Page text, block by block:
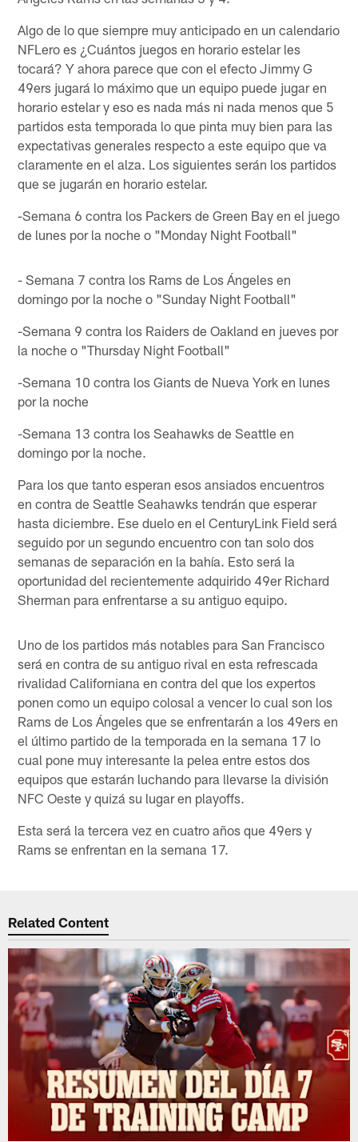
Algo de lo que siempre muy anticipado en un calendario
NFLero es ¿Cuántos juegos en horario estelar les
tocará? Y ahora parece que con el efecto Jimmy G
49ers jugará lo máximo que un equipo puede jugar en
horario estelar y eso es nada más ni nada menos que 5
partidos esta temporada lo que pinta muy bien para las
expectativas generales respecto a este equipo que va
claramente en el alza. Los siguientes serán los partidos
que se jugarán en horario estelar.
-Semana 6 contra los Packers de Green Bay en el juego
de lunes por la noche o "Monday Night Football"
- Semana 7 contra los Rams de Los Ángeles en
domingo por la noche o "Sunday Night Football"
-Semana 9 contra los Raiders de Oakland en jueves por
la noche o "Thursday Night Football"
-Semana 10 contra los Giants de Nueva York en lunes
por la noche
-Semana 13 contra los Seahawks de Seattle en
domingo por la noche.
Para los que tanto esperan esos ansiados encuentros
en contra de Seattle Seahawks tendrán que esperar
hasta diciembre. Ese duelo en el CenturyLink Field será
seguido por un segundo encuentro con tan solo dos
semanas de separación en la bahía. Esto será la
oportunidad del recientemente adquirido 49er Richard
Sherman para enfrentarse a su antiguo equipo.
Uno de los partidos más notables para San Francisco
será en contra de su antiguo rival en esta refrescada
rivalidad Californiana en contra del que los expertos
ponen como un equipo colosal a vencer lo cual son los
Rams de Los Ángeles que se enfrentarán a los 49ers en
el último partido de la temporada en la semana 17 lo
cual pone muy interesante la pelea entre estos dos
equipos que estarán luchando para llevarse la división
NFC Oeste y quizá su lugar en playoffs.
Esta será la tercera vez en cuatro años que 49ers y
Rams se enfrentan en la semana 17.
Related Content